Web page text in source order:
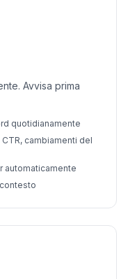
Avvisa prima
quotidianamente
cambiamenti del
automaticamente